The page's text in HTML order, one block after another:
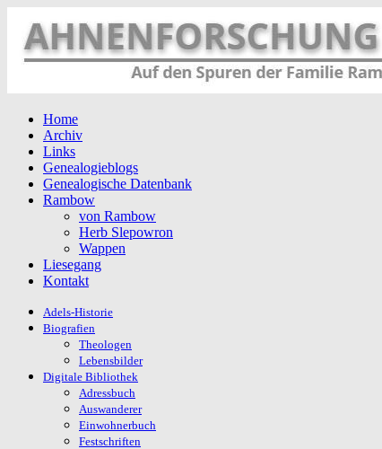
Home
Archiv
Links
Genealogieblogs
Genealogische Datenbank
Rambow
von Rambow
Herb Slepowron
Wappen
Liesegang
Kontakt
Adels-Historie
Biografien
Theologen
Lebensbilder
Digitale Bibliothek
Adressbuch
Auswanderer
Einwohnerbuch
Festschriften